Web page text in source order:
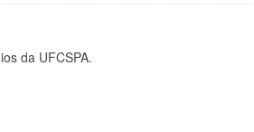
da UFCSPA.